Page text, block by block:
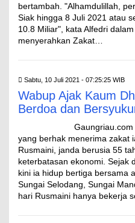
bertambah. "Alhamdulillah,
Siak hingga 8 Juli 2021 atau
10.8 Miliar", kata Alfedri
menyerahkan Zakat…
Sabtu, 10 Juli 2021 - 07:25:25 WIB
Wabup Ajak Kaum
Berdoa dan
yang berhak menerima zakat
Rusmaini, janda berusia 55
keterbatasan ekonomi. Sejak
kini ia hidup bertiga bersama
Sungai Selodang, Sungai
hari Rusmaini hanya bekerja